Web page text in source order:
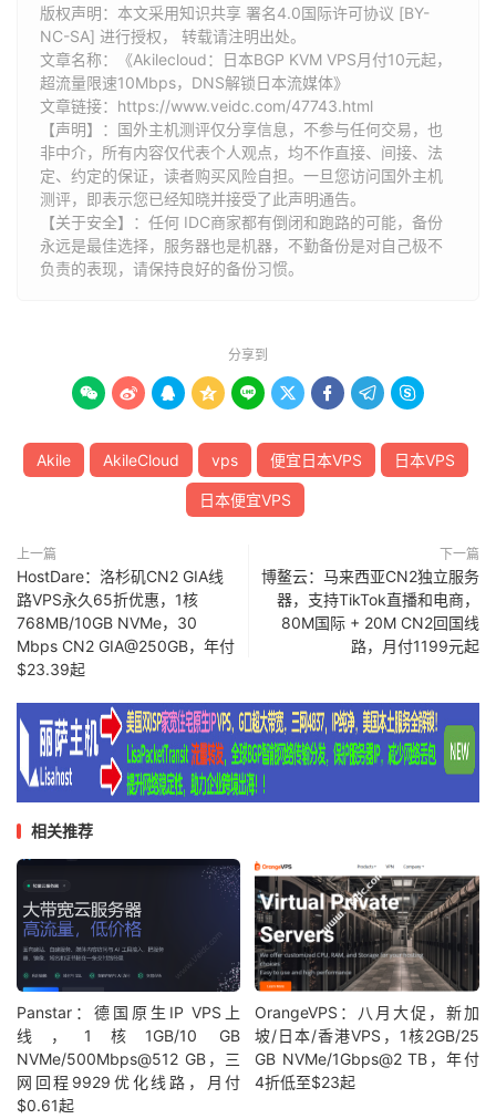
版权声明：本文采用知识共享 署名4.0国际许可协议 [BY-
NC-SA] 进行授权， 转载请注明出处。
文章名称：《Akilecloud：日本BGP KVM VPS月付10元起，
超流量限速10Mbps，DNS解锁日本流媒体》
文章链接： https://www.veidc.com/47743.html
【声明】：国外主机测评仅分享信息，不参与任何交易，也
非中介，所有内容仅代表个人观点，均不作直接、间接、法
定、约定的保证，读者购买风险自担。一旦您访问国外主机
测评，即表示您已经知晓并接受了此声明通告。
【关于安全】：任何 IDC商家都有倒闭和跑路的可能，备份
永远是最佳选择，服务器也是机器，不勤备份是对自己极不
负责的表现，请保持良好的备份习惯。
分享到
        
Akile AkileCloud vps 便宜日本VPS 日本VPS
日本便宜VPS
上一篇
HostDare：洛杉矶CN2 GIA线
路VPS永久65折优惠，1核
768MB/10GB NVMe，30
Mbps CN2 GIA@250GB，年付
$23.39起
下一篇
博鳌云：马来西亚CN2独立服务
器，支持TikTok直播和电商，
80M国际 + 20M CN2回国线
路，月付1199元起
相关推荐
Panstar：德国原生IP VPS上
线，1核1GB/10 GB
NVMe/500Mbps@512 GB，三
网回程9929优化线路，月付
$0.61起
OrangeVPS：八月大促，新加
坡/日本/香港VPS，1核2GB/25
GB NVMe/1Gbps@2 TB，年付
4折低至$23起